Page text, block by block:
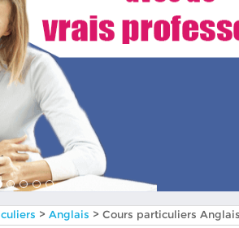
>Anglais > Cours particuliers